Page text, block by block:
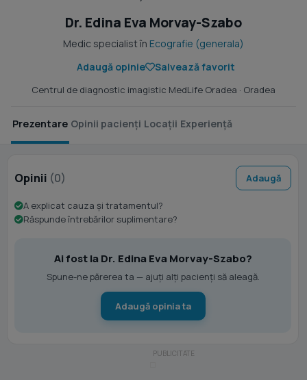
Dr. Edina Eva Morvay-Szabo
Medic specialist în Ecografie (generala)
Adaugă opinie
Salvează favorit
Centrul de diagnostic imagistic MedLife Oradea · Oradea
Prezentare Opinii pacienți Locații Experiență
Opinii (0) Adaugă
A explicat cauza și tratamentul?
Răspunde întrebărilor suplimentare?
Ai fost la Dr. Edina Eva Morvay-Szabo?
Spune-ne părerea ta — ajuți alți pacienți să aleagă.
Adaugă opinia ta